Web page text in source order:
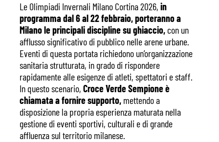
Le Olimpiadi Invernali Milano Cortina 2026, in
programma dal 6 al 22 febbraio, porteranno a
Milano le principali discipline su ghiaccio, con un
afflusso significativo di pubblico nelle arene urbane.
Eventi di questa portata richiedono un’organizzazione
sanitaria strutturata, in grado di rispondere
rapidamente alle esigenze di atleti, spettatori e staff.
In questo scenario, Croce Verde Sempione è
chiamata a fornire supporto, mettendo a
disposizione la propria esperienza maturata nella
gestione di eventi sportivi, culturali e di grande
affluenza sul territorio milanese.